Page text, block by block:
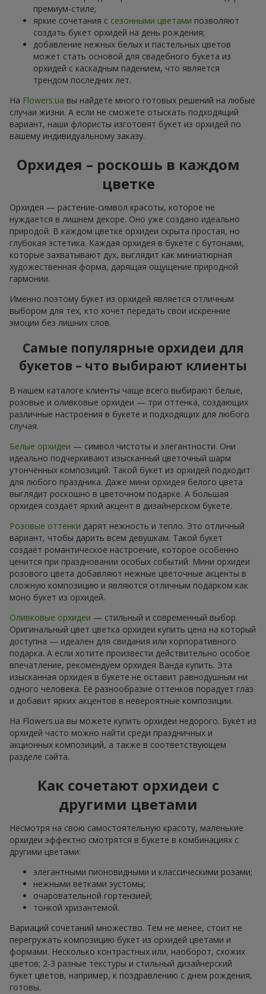
премиум-стиле;
яркие сочетания с сезонными цветами позволяют
создать букет орхидей на день рождения;
добавление нежных белых и пастельных цветов
может стать основой для свадебного букета из
орхидей с каскадным падением, что является
трендом последних лет.
На Flowers.ua вы найдете много готовых решений на любые
случаи жизни. А если не сможете отыскать подходящий
вариант, наши флористы изготовят букет из орхидей по
вашему индивидуальному заказу.
Орхидея – роскошь в каждом
цветке
Орхидея — растение-символ красоты, которое не
нуждается в лишнем декоре. Оно уже создано идеально
природой. В каждом цветке орхидеи скрыта простая, но
глубокая эстетика. Каждая орхидея в букете с бутонами,
которые захватывают дух, выглядит как миниатюрная
художественная форма, дарящая ощущение природной
гармонии.
Именно поэтому букет из орхидей является отличным
выбором для тех, кто хочет передать свои искренние
эмоции без лишних слов.
Самые популярные орхидеи для
букетов – что выбирают клиенты
В нашем каталоге клиенты чаще всего выбирают белые,
розовые и оливковые орхидеи — три оттенка, создающих
различные настроения в букете и подходящих для любого
случая.
Белые орхидеи — символ чистоты и элегантности. Они
идеально подчеркивают изысканный цветочный шарм
утончённых композиций. Такой букет из орхидей подходит
для любого праздника. Даже мини орхидея белого цвета
выглядит роскошно в цветочном подарке. А большая
орхидея создаёт яркий акцент в дизайнерском букете.
Розовые оттенки дарят нежность и тепло. Это отличный
вариант, чтобы дарить всем девушкам. Такой букет
создаёт романтическое настроение, которое особенно
ценится при праздновании особых событий. Мини орхидеи
розового цвета добавляют нежные цветочные акценты в
сложную композицию и являются отличным подарком как
моно букет из орхидей.
Оливковые орхидеи — стильный и современный выбор.
Оригинальный цвет цветка орхидеи купить цена на который
доступна — идеален для свидания или корпоративного
подарка. А если хотите произвести действительно особое
впечатление, рекомендуем орхидея Ванда купить. Эта
изысканная орхидея в букете не оставит равнодушным ни
одного человека. Её разнообразие оттенков порадует глаз
и добавит ярких акцентов в невероятные композиции.
На Flowers.ua вы можете купить орхидеи недорого. Букет из
орхидей часто можно найти среди праздничных и
акционных композиций, а также в соответствующем
разделе сайта.
Как сочетают орхидеи с
другими цветами
Несмотря на свою самостоятельную красоту, маленькие
орхидеи эффектно смотрятся в букете в комбинациях с
другими цветами:
элегантными пионовидными и классическими розами;
нежными ветками эустомы;
очаровательной гортензией;
тонкой хризантемой.
Вариаций сочетаний множество. Тем не менее, стоит не
перегружать композицию букет из орхидей цветами и
формами. Несколько контрастных или, наоборот, схожих
цветов; 2-3 разные текстуры и стильный дизайнерский
букет цветов, например, к поздравлению с днем рождения,
готовы.